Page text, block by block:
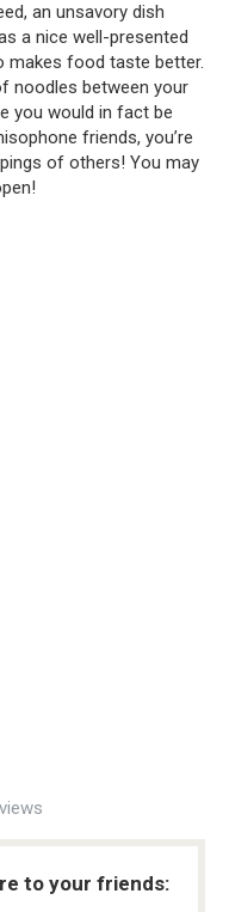
an unsavory dish
a nice well-presented
makes food taste better.
noodles between your
you would in fact be
friends, you’re
of others! You may
to your friends: